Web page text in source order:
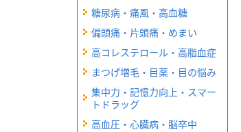
糖尿病・痛風・高血糖
偏頭痛・片頭痛・めまい
高コレステロール・高脂血症
まつげ増毛・目薬・目の悩み
集中力・記憶力向上・スマー
トドラッグ
高血圧・心臓病・脳卒中